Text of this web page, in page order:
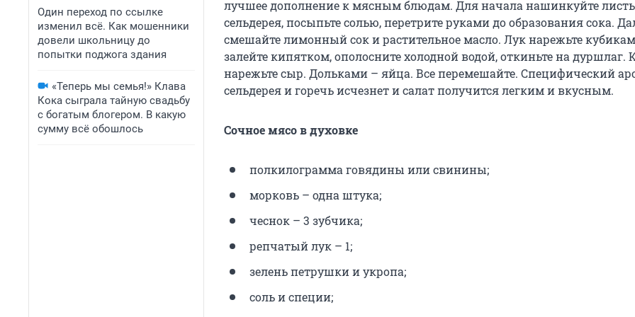
Один переход по ссылке
изменил всё. Как мошенники
довели школьницу до
попытки поджога здания
«Теперь мы семья!» Клава
Кока сыграла тайную свадьбу
с богатым блогером. В какую
сумму всё обошлось
лучшее дополнение к мясным блюдам. Для начала нашинкуйте
сельдерея, посыпьте солью, перетрите руками до образования сока.
смешайте лимонный сок и растительное масло. Лук нарежьте
залейте кипятком, ополосните холодной водой, откиньте на дуршлаг.
нарежьте сыр. Дольками – яйца. Все перемешайте. Специфический
сельдерея и горечь исчезнет и салат получится легким и вкусным.
Сочное мясо в духовке
полкилограмма говядины или свинины;
морковь – одна штука;
чеснок – 3 зубчика;
репчатый лук – 1;
зелень петрушки и укропа;
соль и специи;